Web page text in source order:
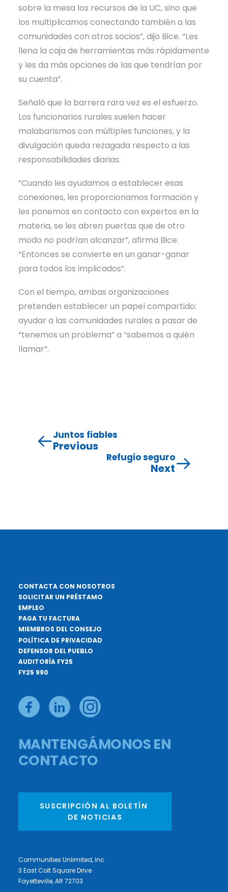
sobre la mesa los recursos de la UC, sino que
los multiplicamos conectando también a las
comunidades con otros socios”, dijo Bice. “Les
llena la caja de herramientas más rápidamente
y les da más opciones de las que tendrían por
su cuenta”.
Señaló que la barrera rara vez es el esfuerzo.
Los funcionarios rurales suelen hacer
malabarismos con múltiples funciones, y la
divulgación queda rezagada respecto a las
responsabilidades diarias.
“Cuando les ayudamos a establecer esas
conexiones, les proporcionamos formación y
les ponemos en contacto con expertos en la
materia, se les abren puertas que de otro
modo no podrían alcanzar”, afirma Bice.
“Entonces se convierte en un ganar-ganar
para todos los implicados”.
Con el tiempo, ambas organizaciones
pretenden establecer un papel compartido:
ayudar a las comunidades rurales a pasar de
“tenemos un problema” a “sabemos a quién
llamar”.
Juntos fiables
Previous
Refugio seguro
Next
CONTACTA CON NOSOTROS
SOLICITAR UN PRÉSTAMO
EMPLEO
PAGA TU FACTURA
MIEMBROS DEL CONSEJO
POLÍTICA DE PRIVACIDAD
DEFENSOR DEL PUEBLO
AUDITORÍA FY25
FY25 990
MANTENGÁMONOS EN
CONTACTO
SUSCRIPCIÓN AL BOLETÍN
DE NOTICIAS
Communities Unlimited, Inc.
3 East Colt Square Drive
Fayetteville, AR 72703